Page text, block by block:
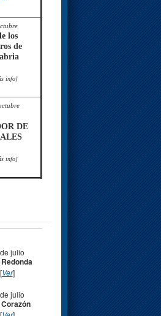
los
de
info]
DE
info]
julio
[Ver]
julio